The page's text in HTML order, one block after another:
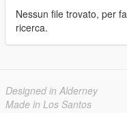
Nessun file trovato, per
ricerca.
Designed in Alderney
Made in Los Santos